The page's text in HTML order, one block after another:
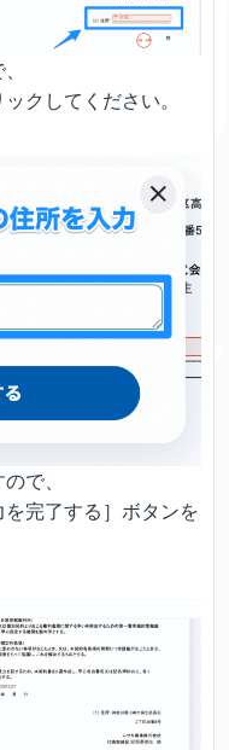
クしてください。
で、
完了する］ボタンを